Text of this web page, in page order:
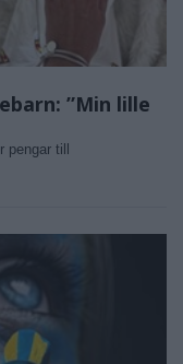
”Min lille
till